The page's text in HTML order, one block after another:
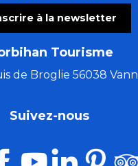
à la newsletter
Tourisme
de Broglie 56038
Suivez-nous